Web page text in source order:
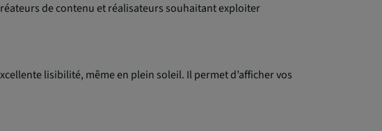
de contenu et réalisateurs souhaitant exploiter
lisibilité, même en plein soleil. Il permet d’afficher vos